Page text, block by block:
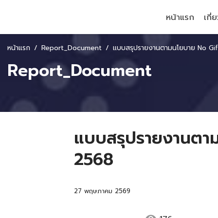
หน้าแรก เกี่
หน้าแรก Report_Document แบบสรุปรายงานตามนโยบาย No Gift Policy จากการปฏิบัติหน้าที่ พ.ศ. 2568
Report_Document
แบบสรุปรายงานต
2568
27 พฤษภาคม 2569